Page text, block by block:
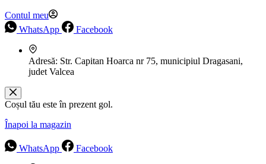
Contul meu
WhatsApp
Facebook
Adresă: Str. Capitan Hoarca nr 75, municipiul Dragasani,
judet Valcea
Coșul tău este în prezent gol.
Înapoi la magazin
WhatsApp Facebook